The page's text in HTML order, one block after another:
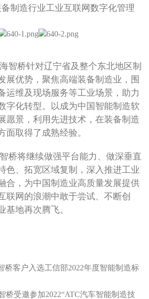
制造行业工业互联网数字化管理
桥针对辽宁省及整个东北地区制
展优势，聚焦高端装备制造业，围
运维及现场服务等工业场景，助力
字化转型。以成为中国智能制造软
愿景，利用先进技术，在装备制造
面取得了成熟经验。
将继续做强平台能力、做深垂直
色、拓宽区域复制，深入推进工业
合，为中国制造业高质量发展提供
联网的浪潮中敢于尝试、不断创
基地再次腾飞。
桥客户入选工信部2022年度智能制造标
桥受邀参加2022“ATC汽车智能制造技